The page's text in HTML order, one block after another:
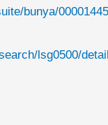
bunya/
lsg0500/